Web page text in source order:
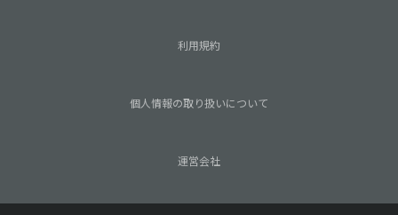
利用規約
個人情報の取り扱いについて
運営会社